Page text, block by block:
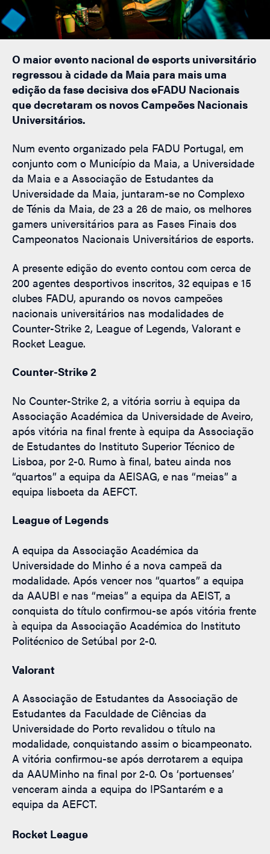
O maior evento nacional de esports universitário
regressou à cidade da Maia para mais uma
edição da fase decisiva dos eFADU Nacionais
que decretaram os novos Campeões Nacionais
Universitários.
Num evento organizado pela FADU Portugal, em
conjunto com o Município da Maia, a Universidade
da Maia e a Associação de Estudantes da
Universidade da Maia, juntaram-se no Complexo
de Ténis da Maia, de 23 a 26 de maio, os melhores
gamers universitários para as Fases Finais dos
Campeonatos Nacionais Universitários de esports.
A presente edição do evento contou com cerca de
200 agentes desportivos inscritos, 32 equipas e 15
clubes FADU, apurando os novos campeões
nacionais universitários nas modalidades de
Counter-Strike 2, League of Legends, Valorant e
Rocket League.
Counter-Strike 2
No Counter-Strike 2, a vitória sorriu à equipa da
Associação Académica da Universidade de Aveiro,
após vitória na final frente à equipa da Associação
de Estudantes do Instituto Superior Técnico de
Lisboa, por 2-0. Rumo à final, bateu ainda nos
“quartos” a equipa da AEISAG, e nas “meias” a
equipa lisboeta da AEFCT.
League of Legends
A equipa da Associação Académica da
Universidade do Minho é a nova campeã da
modalidade. Após vencer nos “quartos” a equipa
da AAUBI e nas “meias” a equipa da AEIST, a
conquista do título confirmou-se após vitória frente
à equipa da Associação Académica do Instituto
Politécnico de Setúbal por 2-0.
Valorant
A Associação de Estudantes da Associação de
Estudantes da Faculdade de Ciências da
Universidade do Porto revalidou o título na
modalidade, conquistando assim o bicampeonato.
A vitória confirmou-se após derrotarem a equipa
da AAUMinho na final por 2-0. Os ‘portuenses’
venceram ainda a equipa do IPSantarém e a
equipa da AEFCT.
Rocket League